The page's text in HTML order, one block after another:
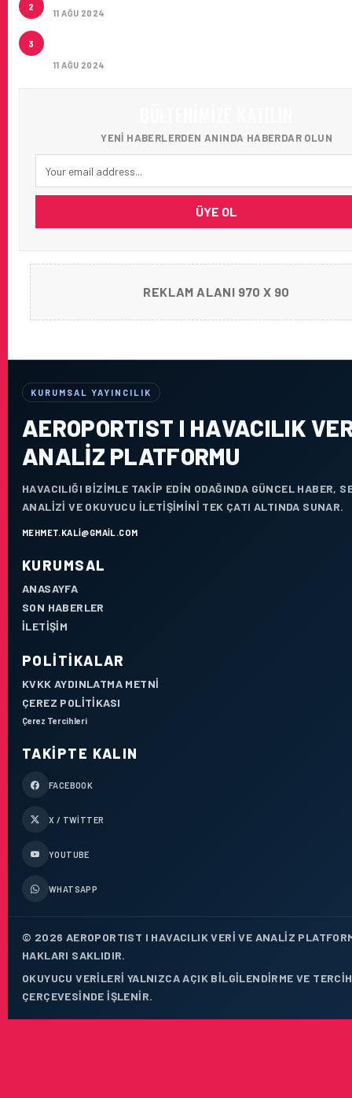
2
11 AĞU 2024
3
11 AĞU 2024
YENI HABERLERDEN ANINDA HABERDAR OLUN
ÜYE OL
REKLAM ALANI 970 X 90
KURUMSAL YAYINCILIK
AEROPORTIST I HAVACILIK
ANALIZ PLATFORMU
HAVACILIĞI BIZIMLE TAKIP EDIN ODAĞINDA GÜNCEL HABER,
ANALIZI VE OKUYUCU ILETIŞIMINI TEK ÇATI ALTINDA SUNAR.
MEHMET.KALI@GMAIL.COM
KURUMSAL
ANASAYFA
SON HABERLER
İLETIŞIM
POLITIKALAR
KVKK AYDINLATMA METNI
ÇEREZ POLITIKASI
Çerez Tercihleri
TAKIPTE KALIN
FACEBOOK
X / TWITTER
YOUTUBE
WHATSAPP
© 2026 AEROPORTIST I HAVACILIK VERI VE ANALIZ
HAKLARI SAKLIDIR.
OKUYUCU VERILERI YALNIZCA AÇIK BILGILENDIRME VE
ÇERÇEVESINDE IŞLENIR.